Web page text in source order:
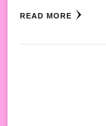
READ MORE